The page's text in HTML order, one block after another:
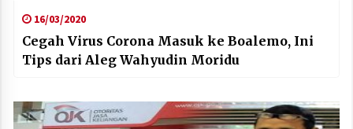
16/03/2020
Cegah Virus Corona Masuk ke Boalemo, Ini
Tips dari Aleg Wahyudin Moridu